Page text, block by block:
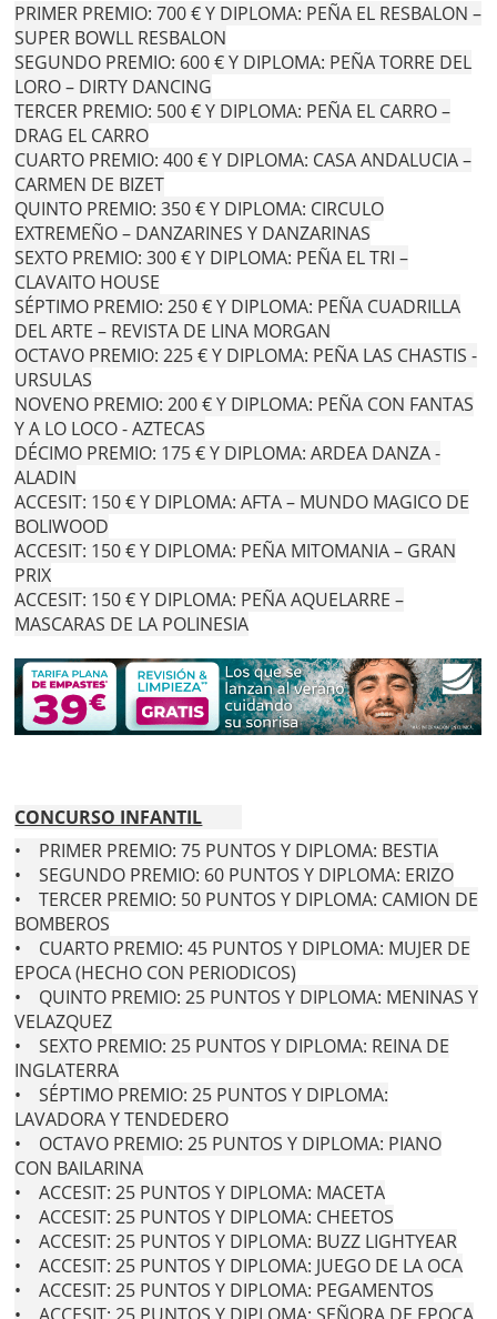
PRIMER PREMIO: 700 € Y DIPLOMA: PEÑA EL RESBALON –
SUPER BOWLL RESBALON
SEGUNDO PREMIO: 600 € Y DIPLOMA: PEÑA TORRE DEL
LORO – DIRTY DANCING
TERCER PREMIO: 500 € Y DIPLOMA: PEÑA EL CARRO –
DRAG EL CARRO
CUARTO PREMIO: 400 € Y DIPLOMA: CASA ANDALUCIA –
CARMEN DE BIZET
QUINTO PREMIO: 350 € Y DIPLOMA: CIRCULO
EXTREMEÑO – DANZARINES Y DANZARINAS
SEXTO PREMIO: 300 € Y DIPLOMA: PEÑA EL TRI –
CLAVAITO HOUSE
SÉPTIMO PREMIO: 250 € Y DIPLOMA: PEÑA CUADRILLA
DEL ARTE – REVISTA DE LINA MORGAN
OCTAVO PREMIO: 225 € Y DIPLOMA: PEÑA LAS CHASTIS -
URSULAS
NOVENO PREMIO: 200 € Y DIPLOMA: PEÑA CON FANTAS
Y A LO LOCO - AZTECAS
DÉCIMO PREMIO: 175 € Y DIPLOMA: ARDEA DANZA -
ALADIN
ACCESIT: 150 € Y DIPLOMA: AFTA – MUNDO MAGICO DE
BOLIWOOD
ACCESIT: 150 € Y DIPLOMA: PEÑA MITOMANIA – GRAN
PRIX
ACCESIT: 150 € Y DIPLOMA: PEÑA AQUELARRE –
MASCARAS DE LA POLINESIA
CONCURSO INFANTIL
• PRIMER PREMIO: 75 PUNTOS Y DIPLOMA: BESTIA
• SEGUNDO PREMIO: 60 PUNTOS Y DIPLOMA: ERIZO
• TERCER PREMIO: 50 PUNTOS Y DIPLOMA: CAMION DE
BOMBEROS
• CUARTO PREMIO: 45 PUNTOS Y DIPLOMA: MUJER DE
EPOCA (HECHO CON PERIODICOS)
• QUINTO PREMIO: 25 PUNTOS Y DIPLOMA: MENINAS Y
VELAZQUEZ
• SEXTO PREMIO: 25 PUNTOS Y DIPLOMA: REINA DE
INGLATERRA
• SÉPTIMO PREMIO: 25 PUNTOS Y DIPLOMA:
LAVADORA Y TENDEDERO
• OCTAVO PREMIO: 25 PUNTOS Y DIPLOMA: PIANO
CON BAILARINA
• ACCESIT: 25 PUNTOS Y DIPLOMA: MACETA
• ACCESIT: 25 PUNTOS Y DIPLOMA: CHEETOS
• ACCESIT: 25 PUNTOS Y DIPLOMA: BUZZ LIGHTYEAR
• ACCESIT: 25 PUNTOS Y DIPLOMA: JUEGO DE LA OCA
• ACCESIT: 25 PUNTOS Y DIPLOMA: PEGAMENTOS